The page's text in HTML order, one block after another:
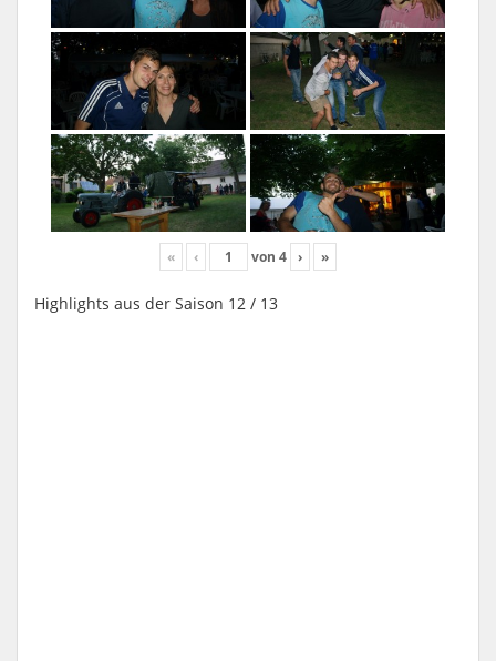
« ‹ von 4 › »
Highlights aus der Saison 12 / 13